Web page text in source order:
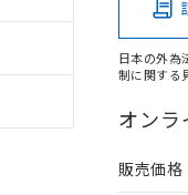
日本の外為
制に関する
オンラ
販売価格